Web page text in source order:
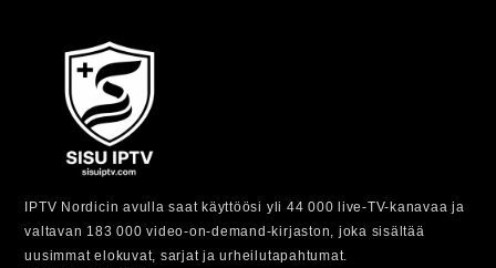
IPTV Nordicin avulla saat käyttöösi yli 44 000 live-TV-kanavaa ja
valtavan 183 000 video-on-demand-kirjaston, joka sisältää
uusimmat elokuvat, sarjat ja urheilutapahtumat.